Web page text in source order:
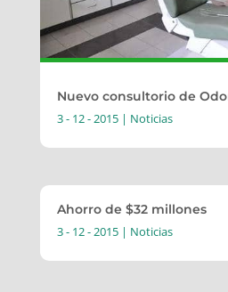
Nuevo consultorio de
3 - 12 - 2015| Noticias
Ahorro de $32 millones
3 - 12 - 2015| Noticias